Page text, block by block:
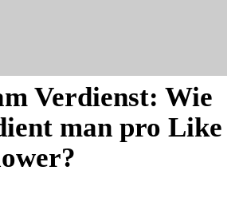
Verdienst: Wie
man pro Like